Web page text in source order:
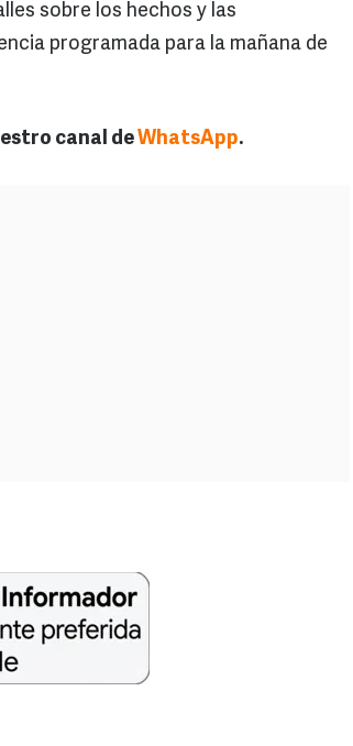
sobre los hechos y las
programada para la mañana de
canal deWhatsApp.